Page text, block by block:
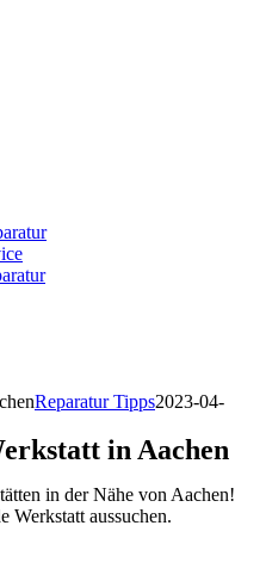
Reparatur Tipps2023-04-
in Aachen
in der Nähe von Aachen!
Werkstatt aussuchen.